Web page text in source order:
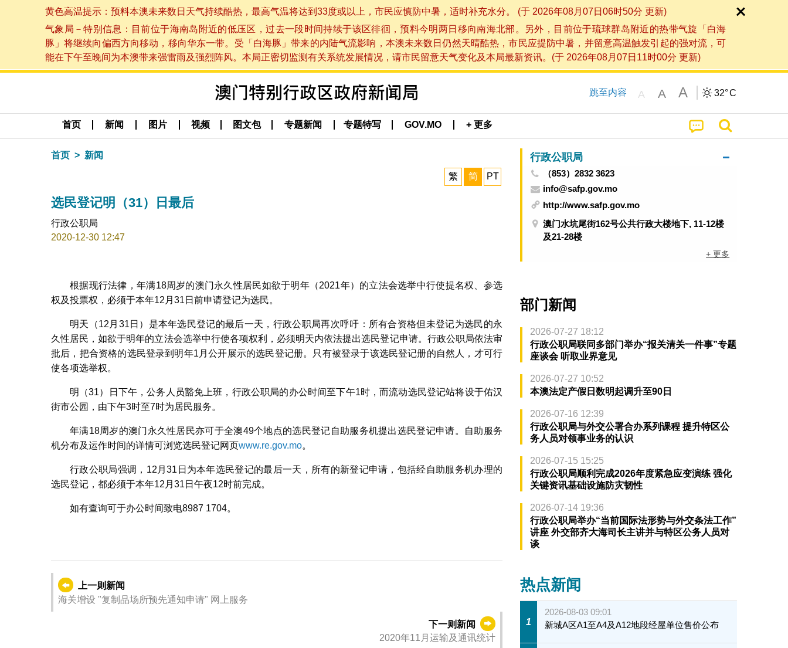
黄色高温提示：预料本澳未来数日天气持续酷热，最高气温将达到33度或以上，市民应慎防中暑，适时补充水分。 (于 2026年08月07日06时50分 更新)
气象局－特别信息：目前位于海南岛附近的低压区，过去一段时间持续于该区徘徊，预料今明两日移向南海北部。另外，目前位于琉球群岛附近的热带气旋「白海
豚」将继续向偏西方向移动，移向华东一带。受「白海豚」带来的内陆气流影响，本澳未来数日仍然天晴酷热，市民应提防中暑，并留意高温触发引起的强对流，可
能在下午至晚间为本澳带来强雷雨及强烈阵风。本局正密切监测有关系统发展情况，请市民留意天气变化及本局最新资讯。(于 2026年08月07日11时00分 更新)
跳至内容 A A A 32°C
首页 新闻 图片 视频 图文包 专题新闻 专题特写 GOV.MO + 更多
首页 新闻
繁 简 PT
选民登记明（31）日最后
行政公职局
2020-12-30 12:47
根据现行法律，年满18周岁的澳门永久性居民如欲于明年（2021年）的立法会选举中行使提名权、参选
权及投票权，必须于本年12月31日前申请登记为选民。
明天（12月31日）是本年选民登记的最后一天，行政公职局再次呼吁：所有合资格但未登记为选民的永
久性居民，如欲于明年的立法会选举中行使各项权利，必须明天内依法提出选民登记申请。行政公职局依法审
批后，把合资格的选民登录到明年1月公开展示的选民登记册。只有被登录于该选民登记册的自然人，才可行
使各项选举权。
明（31）日下午，公务人员豁免上班，行政公职局的办公时间至下午1时，而流动选民登记站将设于佑汉
街市公园，由下午3时至7时为居民服务。
年满18周岁的澳门永久性居民亦可于全澳49个地点的选民登记自助服务机提出选民登记申请。自助服务
机分布及运作时间的详情可浏览选民登记网页www.re.gov.mo。
行政公职局强调，12月31日为本年选民登记的最后一天，所有的新登记申请，包括经自助服务机办理的
选民登记，都必须于本年12月31日午夜12时前完成。
如有查询可于办公时间致电8987 1704。
上一则新闻
海关增设 "复制品场所预先通知申请" 网上服务
下一则新闻
2020年11月运输及通讯统计
行政公职局
（853）2832 3623
info@safp.gov.mo
http://www.safp.gov.mo
澳门水坑尾街162号公共行政大楼地下, 11-12楼
及21-28楼
+ 更多
部门新闻
2026-07-27 18:12
行政公职局联同多部门举办“报关清关一件事”专题
座谈会 听取业界意见
2026-07-27 10:52
本澳法定产假日数明起调升至90日
2026-07-16 12:39
行政公职局与外交公署合办系列课程 提升特区公
务人员对领事业务的认识
2026-07-15 15:25
行政公职局顺利完成2026年度紧急应变演练 强化
关键资讯基础设施防灾韧性
2026-07-14 19:36
行政公职局举办“当前国际法形势与外交条法工作”
讲座 外交部齐大海司长主讲并与特区公务人员对
谈
热点新闻
1
2026-08-03 09:01
新城A区A1至A4及A12地段经屋单位售价公布